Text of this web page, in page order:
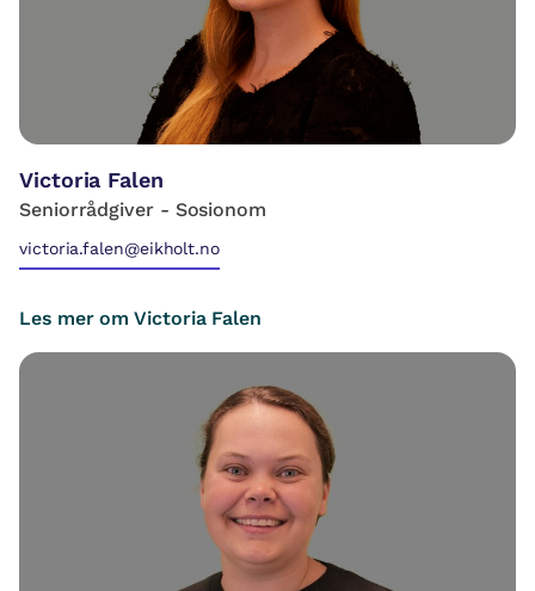
Victoria Falen
Seniorrådgiver - Sosionom
victoria.falen@eikholt.no
Les mer om Victoria Falen